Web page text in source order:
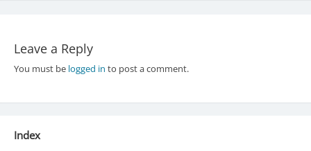
Leave a Reply
You must be logged in to post a comment.
Index